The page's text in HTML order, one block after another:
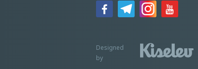
Designed
by